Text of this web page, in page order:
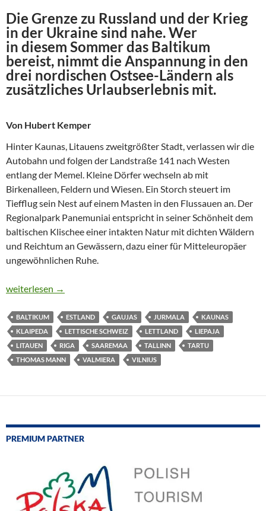
Die Grenze zu Russland und der Krieg
in der Ukraine sind nahe. Wer
in diesem Sommer das Baltikum
bereist, nimmt die Anspannung in den
drei nordischen Ostsee-Ländern als
zusätzliches Urlaubserlebnis mit.
Von Hubert Kemper
Hinter Kaunas, Litauens zweitgrößter Stadt, verlassen wir die
Autobahn und folgen der Landstraße 141 nach Westen
entlang der Memel. Kleine Dörfer wechseln ab mit
Birkenalleen, Feldern und Wiesen. Ein Storch steuert im
Tiefflug sein Nest auf einem Masten in den Flussauen an. Der
Regionalpark Panemuniai entspricht in seiner Schönheit dem
baltischen Klischee einer intakten Natur mit dichten Wäldern
und Reichtum an Gewässern, dazu einer für Mitteleuropäer
ungewöhnlichen Ruhe.
DIE ANGST VOR DEM KRIEG REIST MIT
weiterlesen →
BALTIKUM ESTLAND GAUJAS JURMALA
KAUNAS
KLAIPEDA
LETTISCHE SCHWEIZ LETTLAND
LIEPAJA
LITAUEN
RIGA SAAREMAA TALLINN
TARTU
THOMAS MANN
VALMIERA VILNIUS
PREMIUM PARTNER